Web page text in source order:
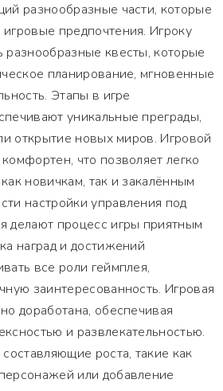
разнообразные части, которые
предпочтения. Игроку
разнообразные квесты, которые
планирование, мгновенные
Этапы в игре
уникальные преграды,
открытие новых миров. Игровой
что позволяет легко
новичкам, так и закалённым
настройки управления под
делают процесс игры приятным
наград и достижений
все роли геймплея,
заинтересованность. Игровая
доработана, обеспечивая
и развлекательностью.
роста, такие как
или добавление